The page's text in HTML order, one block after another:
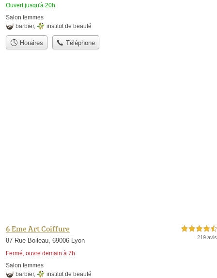
Ouvert jusqu'à 20h
Salon femmes
barbier, institut de beauté
Horaires Téléphone
6 Eme Art Coiffure
87 Rue Boileau, 69006 Lyon
Fermé, ouvre demain à 7h
4,5 étoiles sur 5
219 avis
Salon femmes
barbier, institut de beauté